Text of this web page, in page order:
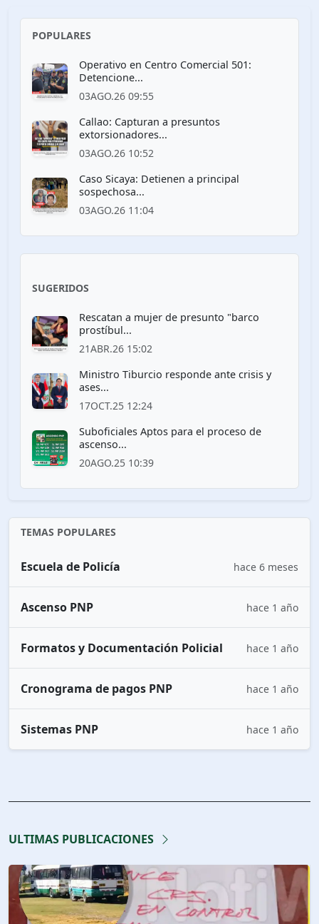
POPULARES
Operativo en Centro Comercial 501:
Detencione...
03AGO.26 09:55
Callao: Capturan a presuntos
extorsionadores...
03AGO.26 10:52
Caso Sicaya: Detienen a principal
sospechosa...
03AGO.26 11:04
SUGERIDOS
Rescatan a mujer de presunto "barco
prostíbul...
21ABR.26 15:02
Ministro Tiburcio responde ante crisis y
ases...
17OCT.25 12:24
Suboficiales Aptos para el proceso de
ascenso...
20AGO.25 10:39
TEMAS POPULARES
Escuela de Policía hace 6 meses
Ascenso PNP hace 1 año
Formatos y Documentación Policial hace 1 año
Cronograma de pagos PNP hace 1 año
Sistemas PNP hace 1 año
ULTIMAS PUBLICACIONES